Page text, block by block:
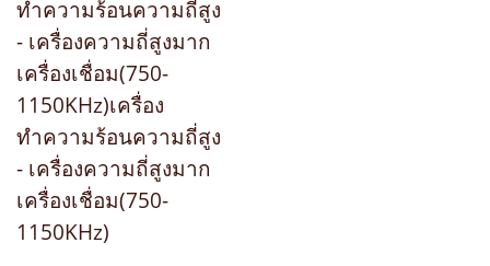
ทำความร้อนความถี่สูง
- เครื่องความถี่สูงมาก
เครื่องเชื่อม(750-
1150KHz)เครื่อง
ทำความร้อนความถี่สูง
- เครื่องความถี่สูงมาก
เครื่องเชื่อม(750-
1150KHz)